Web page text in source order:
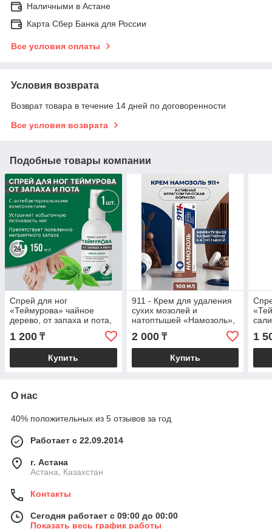
Наличными в Астане
Карта Сбер Банка для России
Все условия оплаты
Условия возврата
Возврат товара в течение 14 дней по договоренности
Все условия возврата
Подобные товары компании
Спрей для ног
«Теймурова» чайное
дерево, от запаха и пота,
1 200 ₸
Купить
911 - Крем для удаления
сухих мозолей и
натоптышей «Намозоль»,
2 000₸
Купить
1
О нас
40% положительных из 5 отзывов за год
Работает с 22.09.2014
г. Астана
Астана, Казахстан
Контакты
Сегодня работает с 09:00 до 00:00
Показать весь график работы